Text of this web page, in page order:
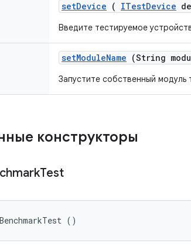
setDevice ( ITestDevice
Введите тестируемое
setModuleName (String
Запустите собственный
конструкторы
Test
()